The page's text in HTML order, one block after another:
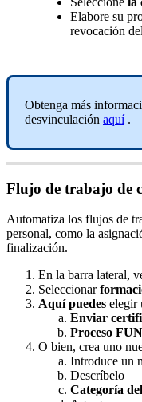
Elabore su
revocación del
Obtenga más informaci
desvinculación aquí .
Flujo de trabajo de
Automatiza los flujos de
personal, como la asignaci
finalización.
En la barra lateral,
Seleccionar formaci
Aquí puedes elegir
Enviar
Proceso
O bien, crea uno
Introduce un
Descríbelo
Categoría del